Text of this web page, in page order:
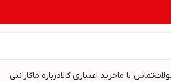
تماس با ماخرید اعتباری کالادرباره ماگارانتی